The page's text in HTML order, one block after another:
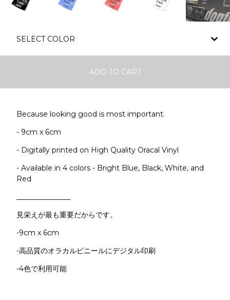
ADD TO CART
Because looking good is most important.
- 9cm x 6cm
- Digitally printed on High Quality Oracal Vinyl
- Available in 4 colors - Bright Blue, Black, White, and
Red
見栄えが最も重要だからです。
-9cm x 6cm
-高品質のオラカルビニールにデジタル印刷
-4色で利用可能